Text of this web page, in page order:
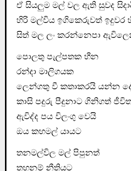
ඒ සියලුම මල් වල ඇති සුවද
හිරි මල්විය ඉගිකෙරුවත් ඉදුවර
සිත් මල ලං කරන්නෙපා
පොලතු පැල්පතක හීන
රන්දා මාලිගයක
ලෙන්ගතු වී කතාකරයි යන්න
කාසි පදුරු පීදුනාට ගිනිගත්
ඇවිද්ද පය විලංගු වෙයි
ඔය කහමල් යායට
තනමල්විල මල් පිපුනත්
තහනම් නීතියට